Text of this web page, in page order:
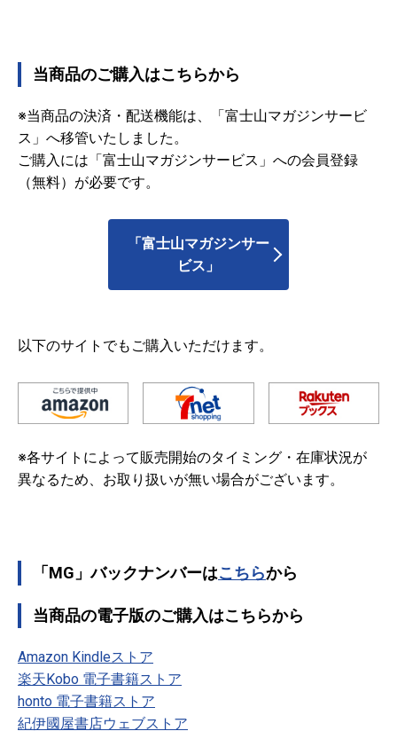
当商品のご購入はこちらから
※当商品の決済・配送機能は、「富士山マガジンサービ
ス」へ移管いたしました。
ご購入には「富士山マガジンサービス」への会員登録
（無料）が必要です。
「富士山マガジンサー
ビス」
以下のサイトでもご購入いただけます。
※各サイトによって販売開始のタイミング・在庫状況が
異なるため、お取り扱いが無い場合がございます。
「MG」バックナンバーはこちらから
当商品の電子版のご購入はこちらから
Amazon Kindleストア
楽天Kobo 電子書籍ストア
honto 電子書籍ストア
紀伊國屋書店ウェブストア